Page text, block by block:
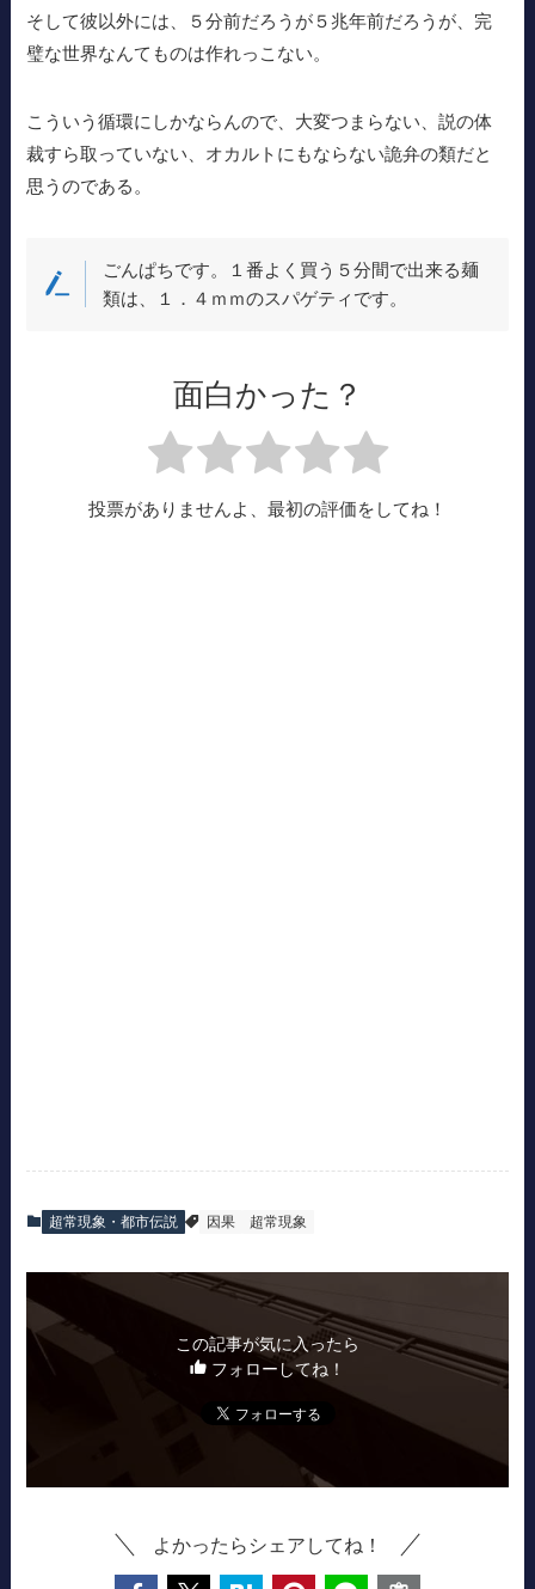
そして彼以外には、５分前だろうが５兆年前だろうが、完
璧な世界なんてものは作れっこない。
こういう循環にしかならんので、大変つまらない、説の体
裁すら取っていない、オカルトにもならない詭弁の類だと
思うのである。
ごんぱちです。１番よく買う５分間で出来る麺
類は、１．４ｍｍのスパゲティです。
面白かった？
投票がありませんよ、最初の評価をしてね！
超常現象・都市伝説 因果 超常現象
この記事が気に入ったら
フォローしてね！
よかったらシェアしてね！